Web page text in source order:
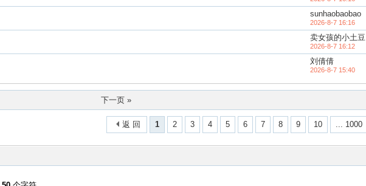
sunhaobaobao
2026-8-7 16:16
卖女孩的小土豆
2026-8-7 16:12
刘倩倩
2026-8-7 15:40
下一页 »
1 2 3 4 5 6 7 8 9 10 ... 1000
返 回